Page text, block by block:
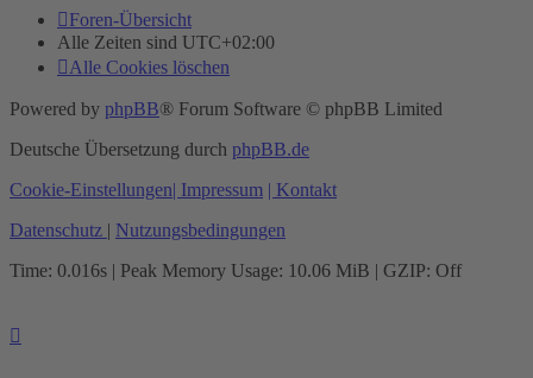
Foren-Übersicht
Alle Zeiten sind UTC+02:00
Alle Cookies löschen
Powered by phpBB® Forum Software © phpBB Limited
Deutsche Übersetzung durch phpBB.de
Cookie-Einstellungen| Impressum | Kontakt
Datenschutz | Nutzungsbedingungen
Time: 0.016s | Peak Memory Usage: 10.06 MiB | GZIP: Off